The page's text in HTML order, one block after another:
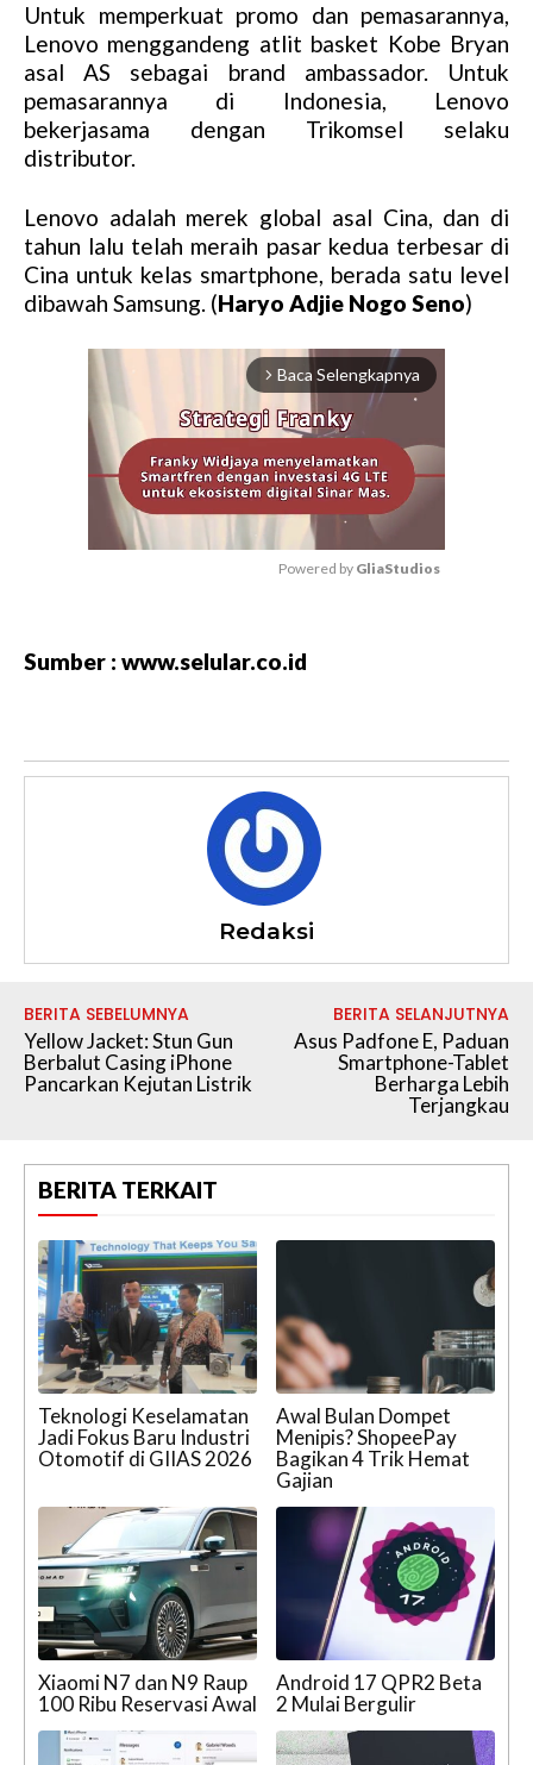
Untuk memperkuat promo dan pemasarannya,
Lenovo menggandeng atlit basket Kobe Bryan
asal AS sebagai brand ambassador. Untuk
pemasarannya di Indonesia, Lenovo
bekerjasama dengan Trikomsel selaku
distributor.
Lenovo adalah merek global asal Cina, dan di
tahun lalu telah meraih pasar kedua terbesar di
Cina untuk kelas smartphone, berada satu level
dibawah Samsung. (Haryo Adjie Nogo Seno)
arrow_forward_ios Baca Selengkapnya
Powered by GliaStudios
Sumber : www.selular.co.id
Redaksi
BERITA SEBELUMNYA
Yellow Jacket: Stun Gun
Berbalut Casing iPhone
Pancarkan Kejutan Listrik
BERITA SELANJUTNYA
Asus Padfone E, Paduan
Smartphone-Tablet
Berharga Lebih
Terjangkau
BERITA TERKAIT
Teknologi Keselamatan
Jadi Fokus Baru Industri
Otomotif di GIIAS 2026
Awal Bulan Dompet
Menipis? ShopeePay
Bagikan 4 Trik Hemat
Gajian
Xiaomi N7 dan N9 Raup
100 Ribu Reservasi Awal
Android 17 QPR2 Beta
2 Mulai Bergulir